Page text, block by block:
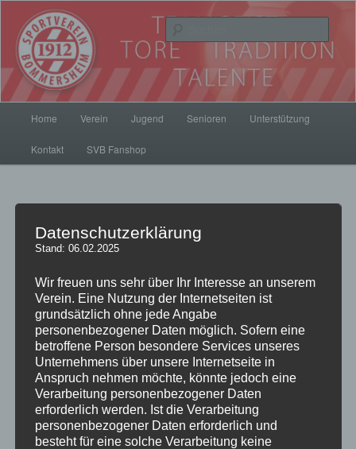
Inhalt
wechseln
SV Bommersheim 1912
Home Verein Jugend Senioren Unterstützung
Kontakt SVB Fanshop
Spielort
SV Bommersheim 1912 e.V.
Sportanlage: Im Himmrich
61440 Oberursel
Datenschutzerklärung
Stand: 06.02.2025
Wir freuen uns sehr über Ihr Interesse an unserem
Verein. Eine Nutzung der Internetseiten ist
grundsätzlich ohne jede Angabe
personenbezogener Daten möglich. Sofern eine
betroffene Person besondere Services unseres
Unternehmens über unsere Internetseite in
Anspruch nehmen möchte, könnte jedoch eine
Verarbeitung personenbezogener Daten
erforderlich werden. Ist die Verarbeitung
personenbezogener Daten erforderlich und
besteht für eine solche Verarbeitung keine